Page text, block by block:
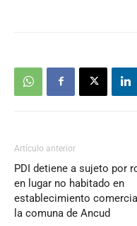
Artículo anterior
PDI detiene a sujeto por
en lugar no habitado en
establecimiento
la comuna de Ancud